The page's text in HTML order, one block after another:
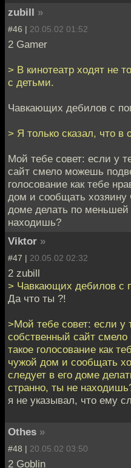
zubill »
#46 | 20.05.02 01:52
2 Gamer
> В кинотеатр ходят не
с детьми.
Чавкающих дебилов с
> Я только сказал, что в
Мой тебе совет: если у
сайт смело можешь
голосование как тебе
дом и сообщать хозяину
доме делать по
находишь?
Viktor »
#47 | 20.05.02 02:32
2 zubill
> Чавкающих дебилов с
Да что ты ?!
>Мой тебе совет: если у
собственный сайт
такое голосование как
чужой дом и сообщать
следует в его доме
странно, ты не
я не указывал, что ему
Othes »
#48 | 20.05.02 03:50
2 Goblin